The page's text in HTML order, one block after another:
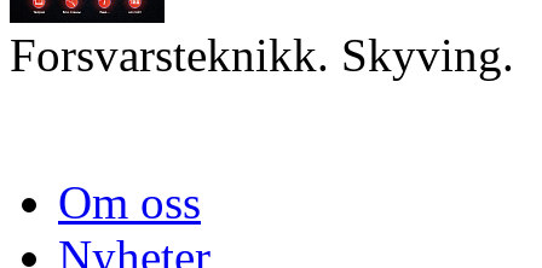
Forsvarsteknikk. Skyving.
Om oss
Nyheter